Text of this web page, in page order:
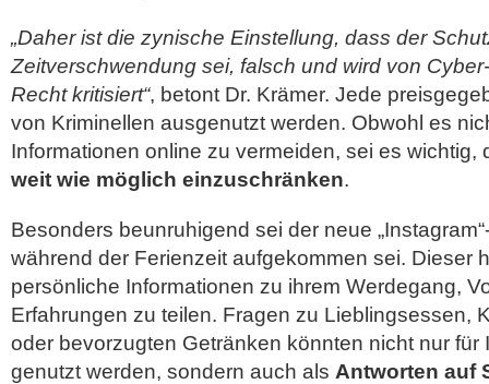
„Daher ist die zynische Einstellung, dass der
Zeitverschwendung sei, falsch und wird von
Recht kritisiert“, betont Dr. Krämer. Jede
von Kriminellen ausgenutzt werden. Obwohl es
Informationen online zu vermeiden, sei es wichtig,
weit wie möglich einzuschränken.
Besonders beunruhigend sei der neue
während der Ferienzeit aufgekommen sei. Dieser
persönliche Informationen zu ihrem Werdegang,
Erfahrungen zu teilen. Fragen zu Lieblingsessen,
oder bevorzugten Getränken könnten nicht nur für
genutzt werden, sondern auch als Antworten auf